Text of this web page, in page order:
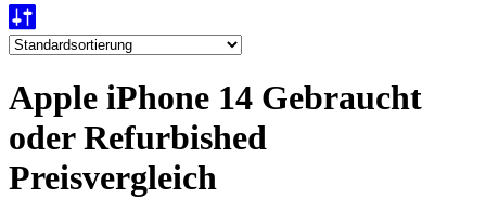
Apple iPhone 14 Gebraucht
oder Refurbished
Preisvergleich